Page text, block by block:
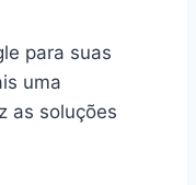
para suas
uma
as soluções